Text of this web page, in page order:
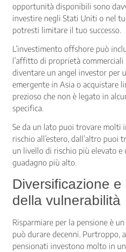
opportunità disponibili sono
investire negli Stati Uniti o nel
potresti limitare il tuo successo.
L’investimento offshore può
l’affitto di proprietà commerciali
diventare un angel investor per
emergente in Asia o acquistare
prezioso che non è legato in
specifica.
Se da un lato puoi trovare molti
rischio all’estero, dall’altro puoi
un livello di rischio più elevato e
guadagno più alto.
Diversificazione e
della vulnerabilità
Risparmiare per la pensione è
può durare decenni. Purtroppo,
pensionati investono molto in